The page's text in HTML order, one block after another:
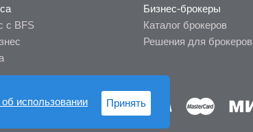
с BFS
Бизнес-брокеры
Каталог брокеров
Решения для брокеров
использовании Принять